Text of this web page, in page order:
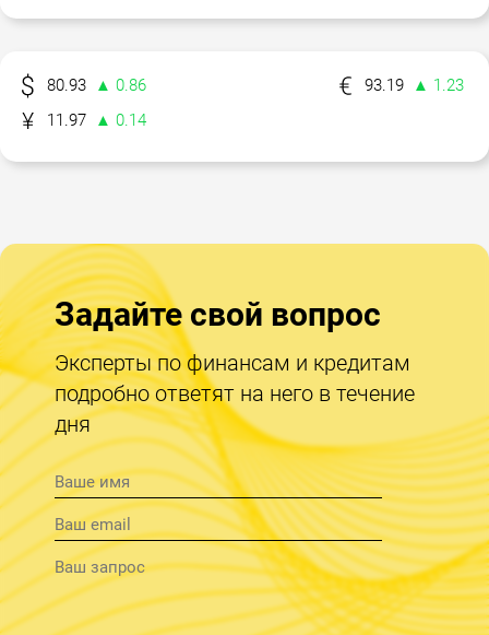
80.93 ▲ 0.86 93.19
▲ 1.23
11.97
▲ 0.14
Задайте свой вопрос
Эксперты по финансам и кредитам
подробно ответят на него в течение
дня